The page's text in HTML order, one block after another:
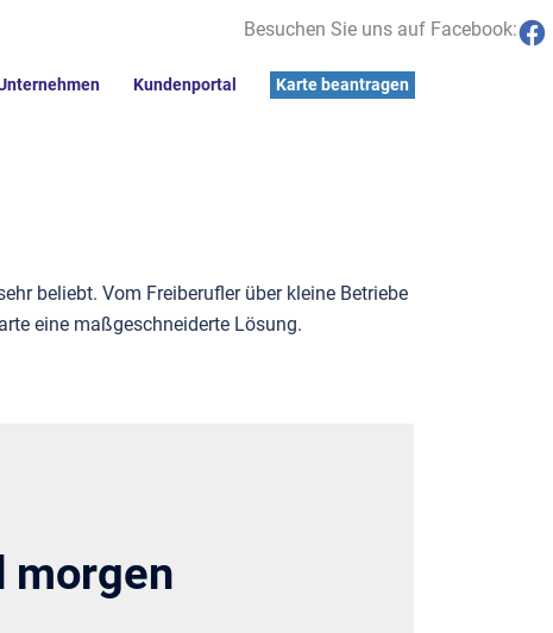
Kundenportal Karte beantragen
Besuchen Sie uns auf Facebook:
als 2.400
beliebt. Vom Freiberufler über kleine Betriebe
eine maßgeschneiderte Lösung.
morgen